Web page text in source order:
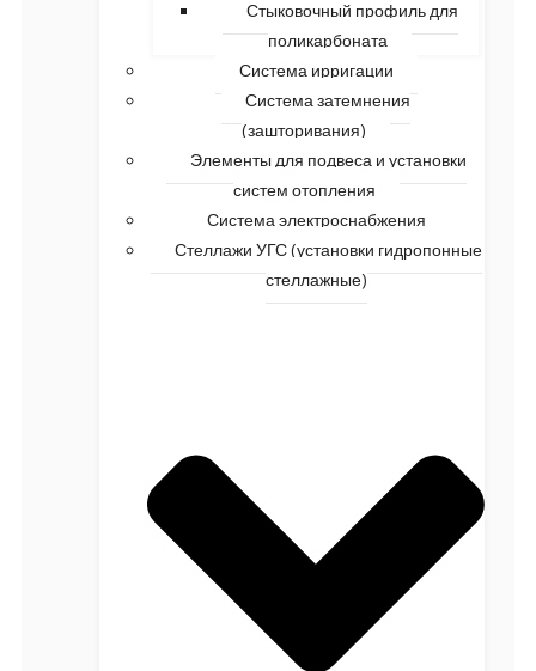
Стыковочный профиль для
поликарбоната
Система ирригации
Система затемнения
(зашторивания)
Элементы для подвеса и установки
систем отопления
Система электроснабжения
Стеллажи УГС (установки гидропонные
стеллажные)